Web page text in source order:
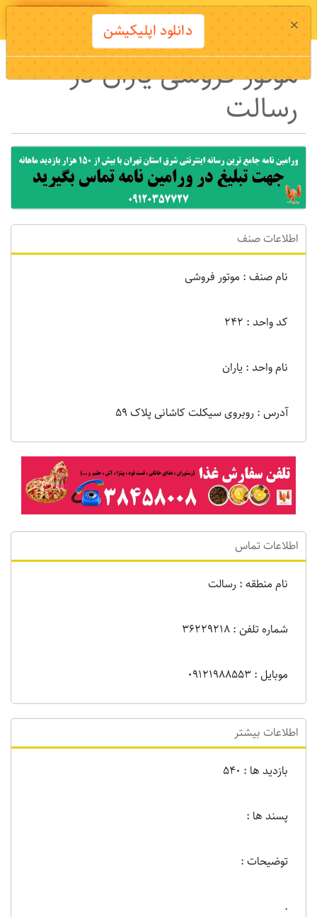
دانلود اپلیکیشن
موتور فروشی یاران در
رسالت
اطلاعات صنف
نام صنف : موتور فروشی
کد واحد : 242
نام واحد : یاران
آدرس : روبروی سیکلت کاشانی پلاک 59
اطلاعات تماس
نام منطقه : رسالت
شماره تلفن : 36229218
موبایل : 09121988553
اطلاعات بیشتر
بازدید ها : 540
پسند ها :
توضیحات :
.
× دانلود اپلیکیشن